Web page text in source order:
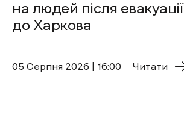
на людей після евакуації
до Харкова
05 Cерпня 2026 | 16:00 Читати